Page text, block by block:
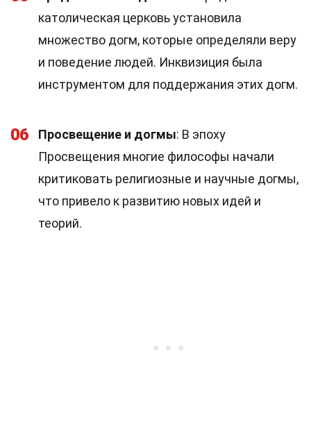
католическая церковь установила
множество догм, которые определяли веру
и поведение людей. Инквизиция была
инструментом для поддержания этих догм.
06 Просвещение и догмы: В эпоху
Просвещения многие философы начали
критиковать религиозные и научные догмы,
что привело к развитию новых идей и
теорий.